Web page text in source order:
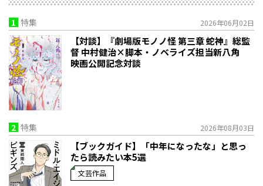
1 特集 2026年06月02日
【対談】『劇場版モノノ怪 第三章 蛇神』総監
督 中村健治×脚本・ノベライズ担当新八角
映画公開記念対談
2 特集 2026年08月03日
【ブックガイド】「中年になったな」と思っ
たら読みたい本5選
文芸作品